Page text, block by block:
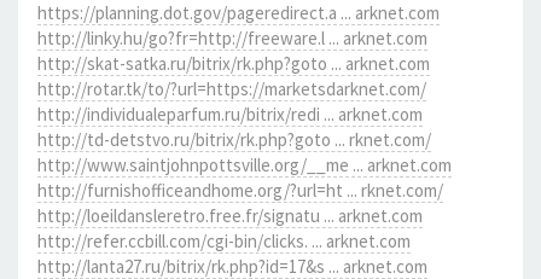
https://planning.dot.gov/pageredirect.a ... arknet.com
http://linky.hu/go?fr=http://freeware.l ... arknet.com
http://skat-satka.ru/bitrix/rk.php?goto ... arknet.com
http://rotar.tk/to/?url=https://marketsdarknet.com/
http://individualeparfum.ru/bitrix/redi ... arknet.com
http://td-detstvo.ru/bitrix/rk.php?goto ... rknet.com/
http://www.saintjohnpottsville.org/__me ... arknet.com
http://furnishofficeandhome.org/?url=ht ... rknet.com/
http://loeildansleretro.free.fr/signatu ... arknet.com
http://refer.ccbill.com/cgi-bin/clicks. ... arknet.com
http://lanta27.ru/bitrix/rk.php?id=17&s ... arknet.com